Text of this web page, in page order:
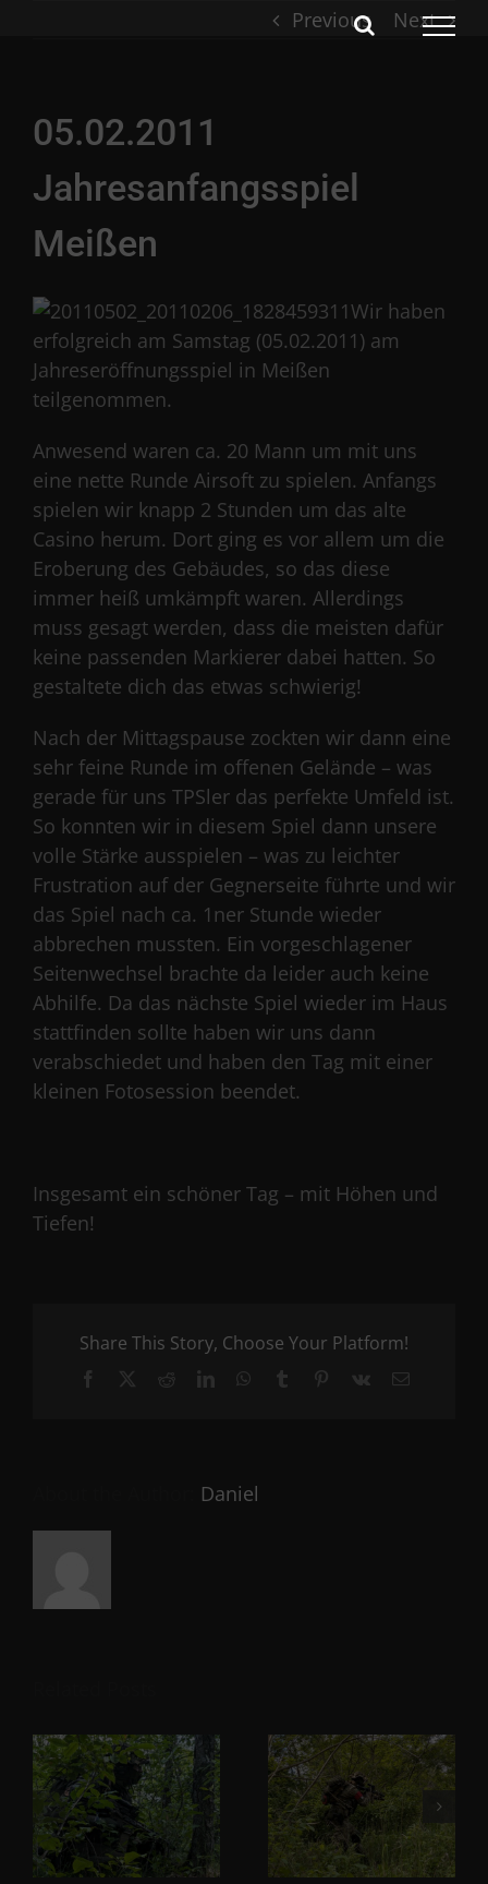
Previous Next
05.02.2011
Jahresanfangsspiel
Meißen
Wir haben
erfolgreich am Samstag (05.02.2011) am
Jahreseröffnungsspiel in Meißen
teilgenommen.
Anwesend waren ca. 20 Mann um mit uns
eine nette Runde Airsoft zu spielen. Anfangs
spielen wir knapp 2 Stunden um das alte
Casino herum. Dort ging es vor allem um die
Eroberung des Gebäudes, so das diese
immer heiß umkämpft waren. Allerdings
muss gesagt werden, dass die meisten dafür
keine passenden Markierer dabei hatten. So
gestaltete dich das etwas schwierig!
Nach der Mittagspause zockten wir dann eine
sehr feine Runde im offenen Gelände – was
gerade für uns TPSler das perfekte Umfeld ist.
So konnten wir in diesem Spiel dann unsere
volle Stärke ausspielen – was zu leichter
Frustration auf der Gegnerseite führte und wir
das Spiel nach ca. 1ner Stunde wieder
abbrechen mussten. Ein vorgeschlagener
Seitenwechsel brachte da leider auch keine
Abhilfe. Da das nächste Spiel wieder im Haus
stattfinden sollte haben wir uns dann
verabschiedet und haben den Tag mit einer
kleinen Fotosession beendet.
Insgesamt ein schöner Tag – mit Höhen und
Tiefen!
Share This Story, Choose Your Platform!
Facebook RedditLinkedInWhatsApp
Tumblr Pinterest
Vk Email
Daniel